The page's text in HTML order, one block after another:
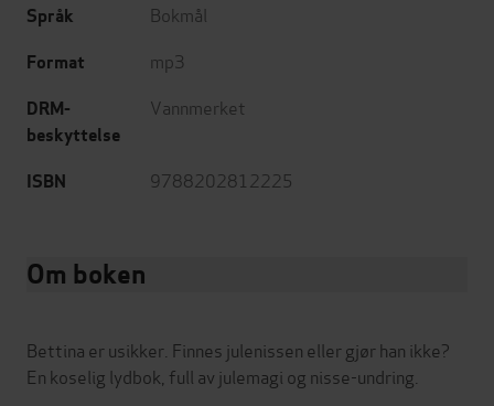
Språk Bokmål
Format mp3
DRM-
beskyttelse
Vannmerket
ISBN 9788202812225
Om boken
Bettina er usikker. Finnes julenissen eller gjør han ikke?
En koselig lydbok, full av julemagi og nisse-undring.